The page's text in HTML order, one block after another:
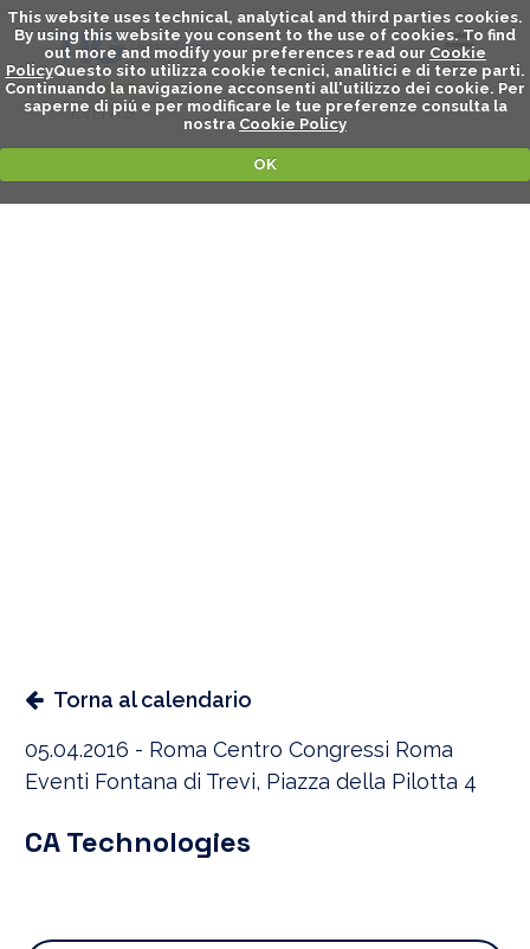
This website uses technical, analytical and third parties cookies.
By using this website you consent to the use of cookies. To find
out more and modify your preferences read our Cookie
PolicyQuesto sito utilizza cookie tecnici, analitici e di terze parti.
Continuando la navigazione acconsenti all'utilizzo dei cookie. Per
saperne di piú e per modificare le tue preferenze consulta la
nostra Cookie Policy
OK
EVENTS
Torna al calendario
05.04.2016 - Roma Centro Congressi Roma
Eventi Fontana di Trevi, Piazza della Pilotta 4
CA Technologies